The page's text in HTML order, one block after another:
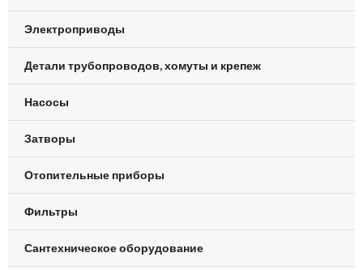
Электроприводы
Детали трубопроводов, хомуты и крепеж
Насосы
Затворы
Отопительные приборы
Фильтры
Сантехническое оборудование